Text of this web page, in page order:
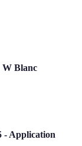
W Blanc
- Application